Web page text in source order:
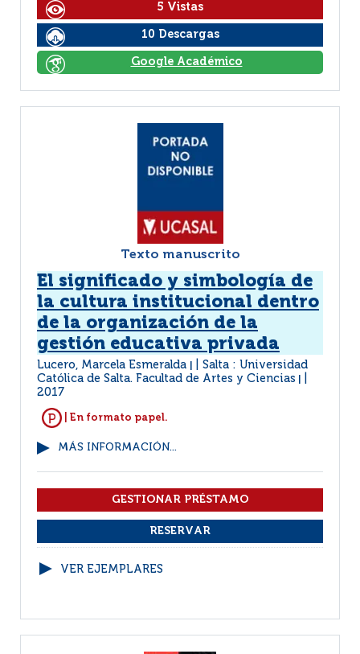
5 Vistas
10 Descargas
Google Académico
Texto manuscrito
El significado y simbología de
la cultura institucional dentro
de la organización de la
gestión educativa privada
Lucero, Marcela Esmeralda
Salta : Universidad
Católica de Salta. Facultad de Artes y Ciencias
2017
| En formato papel.
MÁS INFORMACIÓN...
VER EJEMPLARES